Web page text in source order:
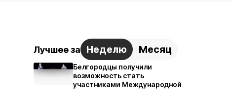
Лучшее за Неделю Месяц
Белгородцы получили
возможность стать
участниками Международной